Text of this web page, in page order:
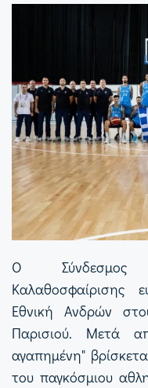
Ο Σύνδεσμος
Καλαθοσφαίρισης
Εθνική Ανδρών
Παρισιού. Μετά
αγαπημένη"
του παγκόσμιου